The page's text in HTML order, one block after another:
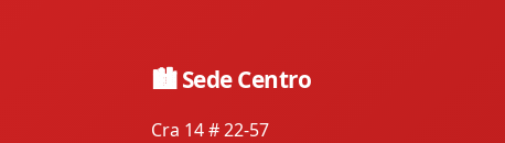
🏙 Sede Centro
Cra 14 # 22-57